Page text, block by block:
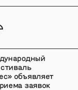
объявляет
заявок